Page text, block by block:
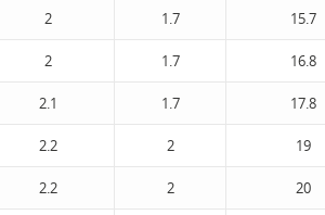
2 1.7 15.7
2 1.7 16.8
2.1 1.7 17.8
2.2 2 19
2.2 2 20